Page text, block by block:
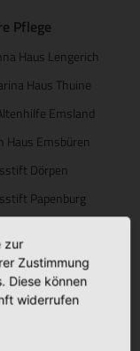
Pflege
Haus Lengerich
Haus Thuine
Emsland
Haus Emsbüren
Dörpen
Papenburg
Haus Lingen
zur
Zustimmung
Diese können
widerrufen